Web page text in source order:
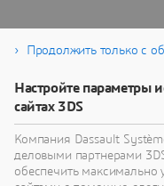
Продолжить только с
Настройте параметры
сайтах 3DS
Компания Dassault
деловыми партнерами
обеспечить